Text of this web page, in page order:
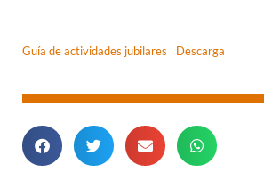
Guía de actividades jubilares Descarga